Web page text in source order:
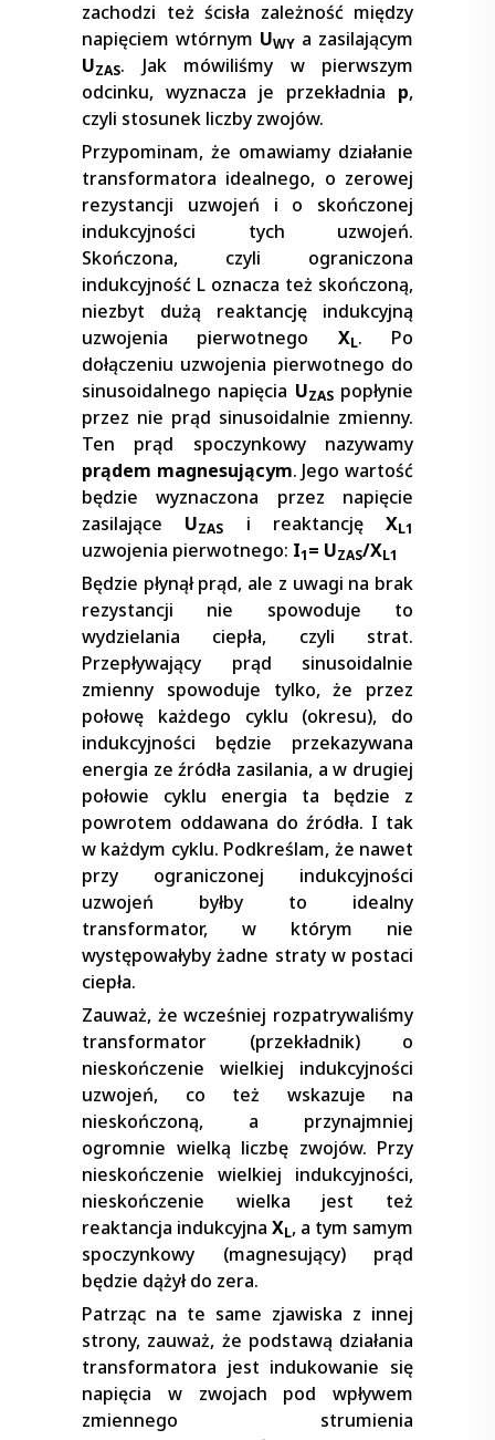
zachodzi też ścisła zależność między
napięciem wtórnym UWY a zasilającym
UZAS. Jak mówiliśmy w pierwszym
odcinku, wyznacza je przekładnia p,
czyli stosunek liczby zwojów.
Przypominam, że omawiamy działanie
transformatora idealnego, o zerowej
rezystancji uzwojeń i o skończonej
indukcyjności tych uzwojeń.
Skończona, czyli ograniczona
indukcyjność L oznacza też skończoną,
niezbyt dużą reaktancję indukcyjną
uzwojenia pierwotnego XL. Po
dołączeniu uzwojenia pierwotnego do
sinusoidalnego napięcia UZASpopłynie
przez nie prąd sinusoidalnie zmienny.
Ten prąd spoczynkowy nazywamy
prądem magnesującym. Jego wartość
będzie wyznaczona przez napięcie
zasilające UZAS i reaktancję XL1
uzwojenia pierwotnego: I1= UZAS/XL1
Będzie płynął prąd, ale z uwagi na brak
rezystancji nie spowoduje to
wydzielania ciepła, czyli strat.
Przepływający prąd sinusoidalnie
zmienny spowoduje tylko, że przez
połowę każdego cyklu (okresu), do
indukcyjności będzie przekazywana
energia ze źródła zasilania, a w drugiej
połowie cyklu energia ta będzie z
powrotem oddawana do źródła. I tak
w każdym cyklu. Podkreślam, że nawet
przy ograniczonej indukcyjności
uzwojeń byłby to idealny
transformator, w którym nie
występowałyby żadne straty w postaci
ciepła.
Zauważ, że wcześniej rozpatrywaliśmy
transformator (przekładnik) o
nieskończenie wielkiej indukcyjności
uzwojeń, co też wskazuje na
nieskończoną, a przynajmniej
ogromnie wielką liczbę zwojów. Przy
nieskończenie wielkiej indukcyjności,
nieskończenie wielka jest też
reaktancja indukcyjna XL, a tym samym
spoczynkowy (magnesujący) prąd
będzie dążył do zera.
Patrząc na te same zjawiska z innej
strony, zauważ, że podstawą działania
transformatora jest indukowanie się
napięcia w zwojach pod wpływem
zmiennego strumienia